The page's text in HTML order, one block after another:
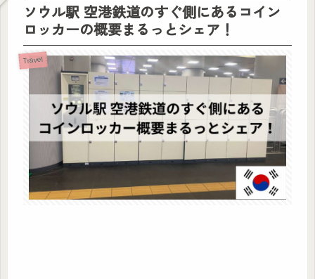
ソウル駅 空港鉄道のすぐ側にあるコイン
ロッカーの概要まるっとシェア！
Travel